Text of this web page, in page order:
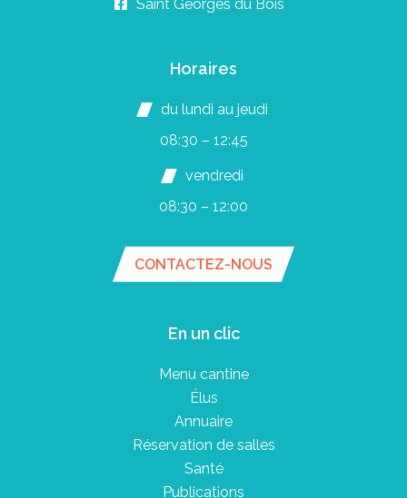
Saint Georges du Bois
Horaires
du lundi au jeudi
08:30 – 12:45
vendredi
08:30 – 12:00
CONTACTEZ-NOUS
En un clic
Menu cantine
Élus
Annuaire
Réservation de salles
Santé
Publications